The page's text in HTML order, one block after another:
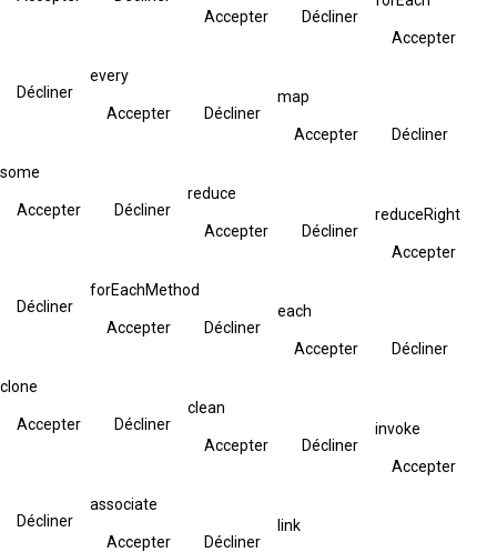
Accepter
Décliner
Accepter
Décliner
every
Accepter Décliner
map
Accepter Décliner
some
Accepter Décliner
reduce
Accepter Décliner
reduceRight
Accepter
Décliner
forEachMethod
Accepter Décliner
each
Accepter Décliner
clone
Accepter Décliner
clean
Accepter Décliner
invoke
Accepter
Décliner
associate
Accepter Décliner
link